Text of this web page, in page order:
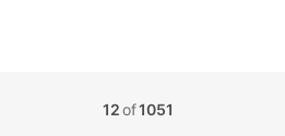
12of1051